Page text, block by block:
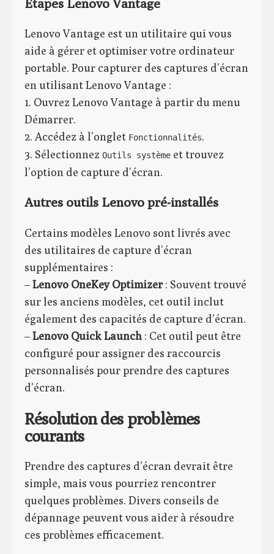
Étapes Lenovo Vantage
Lenovo Vantage est un utilitaire qui vous
aide à gérer et optimiser votre ordinateur
portable. Pour capturer des captures d’écran
en utilisant Lenovo Vantage :
1. Ouvrez Lenovo Vantage à partir du menu
Démarrer.
2. Accédez à l’onglet Fonctionnalités.
3. Sélectionnez Outils système et trouvez
l’option de capture d’écran.
Autres outils Lenovo pré-installés
Certains modèles Lenovo sont livrés avec
des utilitaires de capture d’écran
supplémentaires :
–Lenovo OneKey Optimizer: Souvent trouvé
sur les anciens modèles, cet outil inclut
également des capacités de capture d’écran.
–Lenovo Quick Launch : Cet outil peut être
configuré pour assigner des raccourcis
personnalisés pour prendre des captures
d’écran.
Résolution des problèmes
courants
Prendre des captures d’écran devrait être
simple, mais vous pourriez rencontrer
quelques problèmes. Divers conseils de
dépannage peuvent vous aider à résoudre
ces problèmes efficacement.